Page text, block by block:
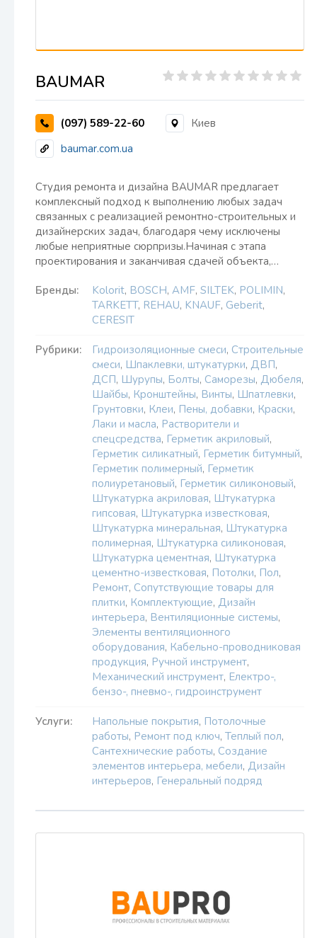
BAUMAR
(097) 589-22-60
Киев
baumar.com.ua
Студия ремонта и дизайна BAUMAR предлагает
комплексный подход к выполнению любых задач
связанных с реализацией ремонтно-строительных и
дизайнерских задач, благодаря чему исключены
любые неприятные сюрпризы.Начиная с этапа
проектирования и заканчивая сдачей объекта,…
Бренды: Kolorit, BOSCH, AMF, SILTEK, POLIMIN,
TARKETT, REHAU, KNAUF, Geberit,
CERESIT
Рубрики: Гидроизоляционные смеси, Строительные
смеси, Шпаклевки, штукатурки, ДВП,
ДСП, Шурупы, Болты, Саморезы, Дюбеля,
Шайбы, Кронштейны, Винты, Шпатлевки,
Грунтовки, Клеи, Пены, добавки, Краски,
Лаки и масла, Растворители и
спецсредства, Герметик акриловый,
Герметик силикатный, Герметик битумный,
Герметик полимерный, Герметик
полиуретановый, Герметик силиконовый,
Штукатурка акриловая, Штукатурка
гипсовая, Штукатурка известковая,
Штукатурка минеральная, Штукатурка
полимерная, Штукатурка силиконовая,
Штукатурка цементная, Штукатурка
цементно-известковая, Потолки, Пол,
Ремонт, Сопутствующие товары для
плитки, Комплектующие, Дизайн
интерьера, Вентиляционные системы,
Элементы вентиляционного
оборудования, Кабельно-проводниковая
продукция, Ручной инструмент,
Механический инструмент, Електро-,
бензо-, пневмо-, гидроинструмент
Услуги: Напольные покрытия, Потолочные
работы, Ремонт под ключ, Теплый пол,
Сантехнические работы, Создание
элементов интерьера, мебели, Дизайн
интерьеров, Генеральный подряд